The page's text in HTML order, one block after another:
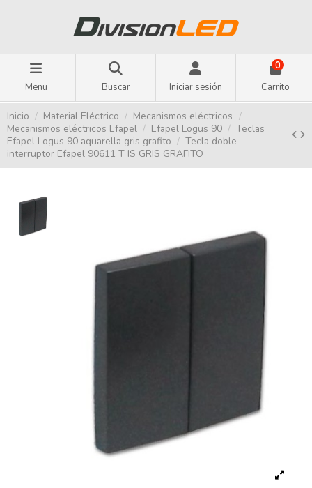
Menu Buscar Iniciar sesión
0
Carrito
Inicio Material Eléctrico
Mecanismos eléctricos
Mecanismos eléctricos Efapel
Efapel Logus 90
Teclas
Efapel Logus 90 aquarella gris grafito
Tecla doble
interruptor Efapel 90611 T IS GRIS GRAFITO